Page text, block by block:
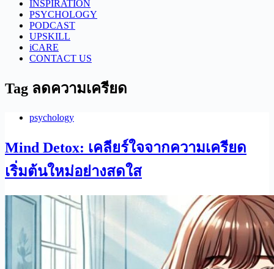
INSPIRATION
PSYCHOLOGY
PODCAST
UPSKILL
iCARE
CONTACT US
Tag ลดความเครียด
psychology
Mind Detox: เคลียร์ใจจากความเครียด
เริ่มต้นใหม่อย่างสดใส